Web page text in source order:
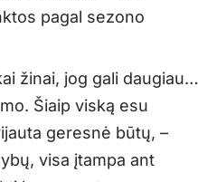
pagal sezono
žinai, jog gali daugiau…
Šiaip viską esu
geresnė būtų, –
visa įtampa ant